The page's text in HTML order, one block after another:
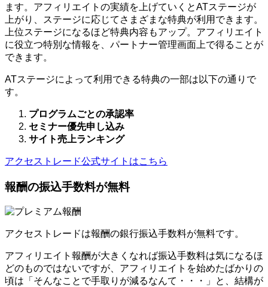
ます。アフィリエイトの実績を上げていくとATステージが
上がり、ステージに応じてさまざまな特典が利用できます。
上位ステージになるほど特典内容もアップ。アフィリエイト
に役立つ特別な情報を、パートナー管理画面上で得ることが
できます。
ATステージによって利用できる特典の一部は以下の通りで
す。
プログラムごとの承認率
セミナー優先申し込み
サイト売上ランキング
アクセストレード公式サイトはこちら
報酬の振込手数料が無料
アクセストレードは報酬の銀行振込手数料が無料です。
アフィリエイト報酬が大きくなれば振込手数料は気になるほ
どのものではないですが、アフィリエイトを始めたばかりの
頃は「そんなことで手取りが減るなんて・・・」と、結構が